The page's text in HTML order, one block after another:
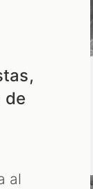
de
al